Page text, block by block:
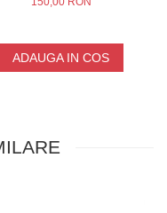
ADAUGA IN COS